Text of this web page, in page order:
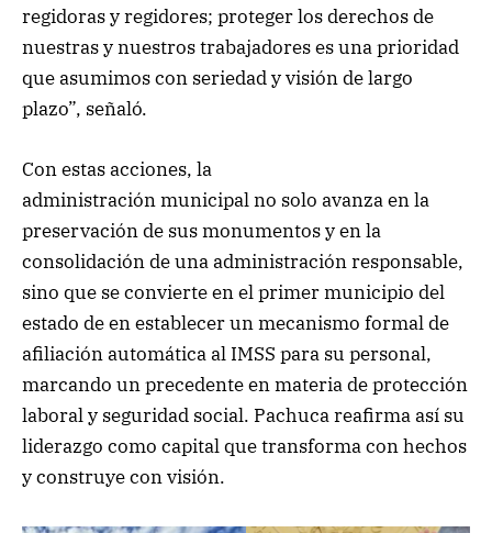
regidoras y regidores; proteger los derechos de
nuestras y nuestros trabajadores es una prioridad
que asumimos con seriedad y visión de largo
plazo”, señaló.
Con estas acciones, la
administración municipal no solo avanza en la
preservación de sus monumentos y en la
consolidación de una administración responsable,
sino que se convierte en el primer municipio del
estado de en establecer un mecanismo formal de
afiliación automática al IMSS para su personal,
marcando un precedente en materia de protección
laboral y seguridad social. Pachuca reafirma así su
liderazgo como capital que transforma con hechos
y construye con visión.